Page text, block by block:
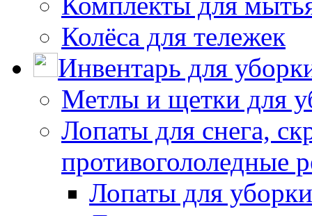
Колёса для тележек
Инвентарь для
Метлы и щетки для
Лопаты для снега,
противогололедные
Лопаты для